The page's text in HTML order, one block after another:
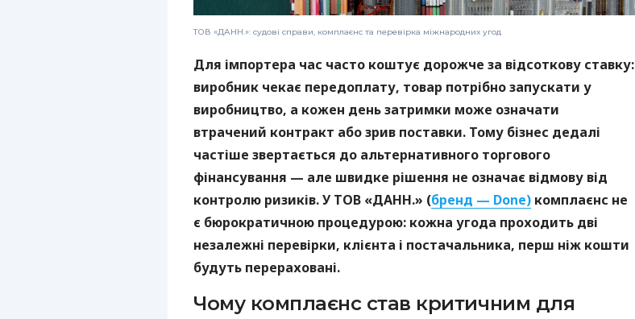
ТОВ «ДАНН.»: судові справи, комплаєнс та перевірка міжнародних угод
Для імпортера час часто коштує дорожче за відсоткову ставку:
виробник чекає передоплату, товар потрібно запускати у
виробництво, а кожен день затримки може означати
втрачений контракт або зрив поставки. Тому бізнес дедалі
частіше звертається до альтернативного торгового
фінансування — але швидке рішення не означає відмову від
контролю ризиків. У ТОВ «ДАНН.» (бренд — Done) комплаєнс не
є бюрократичною процедурою: кожна угода проходить дві
незалежні перевірки, клієнта і постачальника, перш ніж кошти
будуть перераховані.
Чому комплаєнс став критичним для